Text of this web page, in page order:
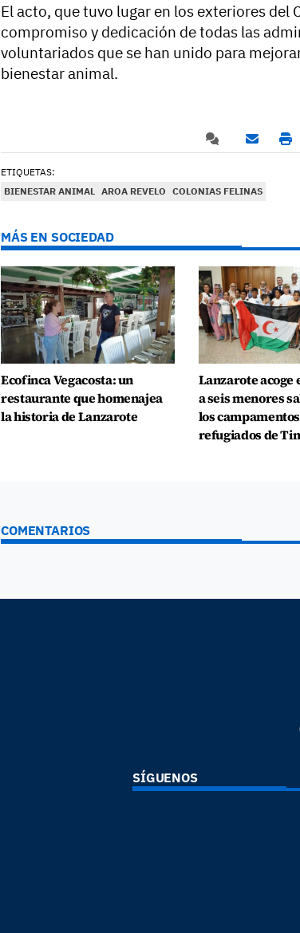
El acto, que tuvo lugar en los exteriores del
compromiso y dedicación de todas las
voluntariados que se han unido para
bienestar animal.
ETIQUETAS:
BIENESTAR ANIMAL
AROA REVELO COLONIAS FELINAS
MÁS EN SOCIEDAD
Ecofinca Vegacosta: un
restaurante que homenajea
la historia de Lanzarote
Lanzarote acoge
a seis menores
los
refugiados de
COMENTARIOS
SÍGUENOS